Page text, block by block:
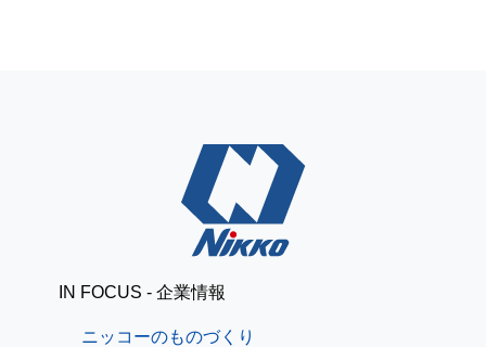
IN FOCUS - 企業情報
ニッコーのものづくり